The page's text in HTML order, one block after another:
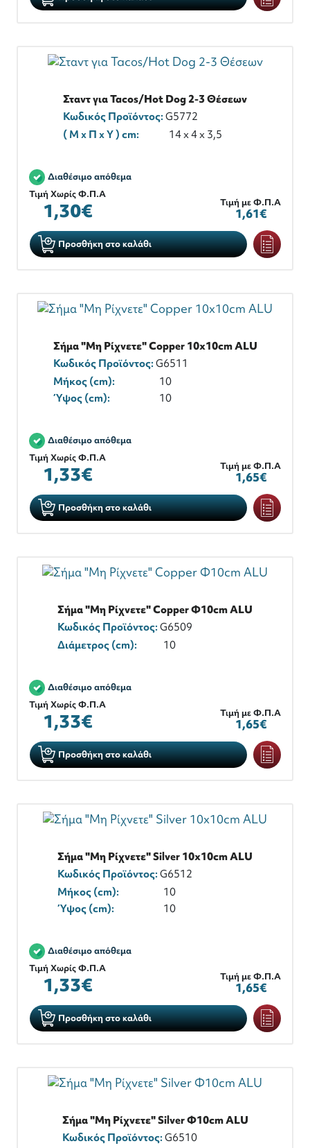
Σταντ για Tacos/Hot Dog 2-3 Θέσεων
Κωδικός Προϊόντος:G5772
( M x Π x Y ) cm:
14 x 4 x 3,5
Διαθέσιμο απόθεμα
Τιμή Χωρίς Φ.Π.Α
1,30€ Τιμή με Φ.Π.Α
1,61€
Προσθήκη στο καλάθι
Σήμα "Μη Ρίχνετε" Copper 10x10cm ALU
Κωδικός Προϊόντος:G6511
Μήκος (cm):
10
Ύψος (cm):
10
Διαθέσιμο απόθεμα
Τιμή Χωρίς Φ.Π.Α
1,33€ Τιμή με Φ.Π.Α
1,65€
Προσθήκη στο καλάθι
Σήμα "Μη Ρίχνετε" Copper Φ10cm ALU
Κωδικός Προϊόντος:G6509
Διάμετρος (cm):
10
Διαθέσιμο απόθεμα
Τιμή Χωρίς Φ.Π.Α
1,33€ Τιμή με Φ.Π.Α
1,65€
Προσθήκη στο καλάθι
Σήμα "Μη Ρίχνετε" Silver 10x10cm ALU
Κωδικός Προϊόντος:G6512
Μήκος (cm):
10
Ύψος (cm):
10
Διαθέσιμο απόθεμα
Τιμή Χωρίς Φ.Π.Α
1,33€ Τιμή με Φ.Π.Α
1,65€
Προσθήκη στο καλάθι
Σήμα "Μη Ρίχνετε" Silver Φ10cm ALU
Κωδικός Προϊόντος:G6510